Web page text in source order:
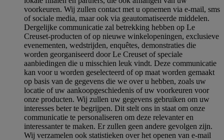
voorkeuren. Wij zullen contact met u opnemen via e-mail, sms
of sociale media, maar ook via geautomatiseerde middelen.
Dergelijke communicatie zal betrekking hebben op Le
Creuset-producten of op nieuwe winkelopeningen, exclusieve
evenementen, wedstrijden, enquêtes, demonstraties die
worden georganiseerd door Le Creuset of speciale
aanbiedingen die u misschien leuk vindt. Deze communicatie
kan voor u worden geselecteerd of op maat worden gemaakt
op basis van de gegevens die we over u hebben, zoals uw
locatie of uw aankoopgeschiedenis of uw voorkeuren voor
onze producten. Wij zullen uw gegevens gebruiken om uw
interesses beter te begrijpen. Dit stelt ons in staat om onze
communicatie te personaliseren om deze relevanter en
interessanter te maken. Er zullen geen andere gevolgen zijn.
Wij verzamelen ook statistieken over het openen van e-mail